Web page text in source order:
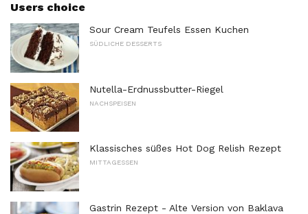
Users choice
Sour Cream Teufels Essen Kuchen
SÜDLICHE DESSERTS
Nutella-Erdnussbutter-Riegel
NACHSPEISEN
Klassisches süßes Hot Dog Relish Rezept
MITTAGESSEN
Gastrin Rezept - Alte Version von Baklava